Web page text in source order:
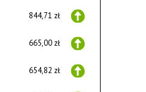
844,71 zł
665,00 zł
654,82 zł